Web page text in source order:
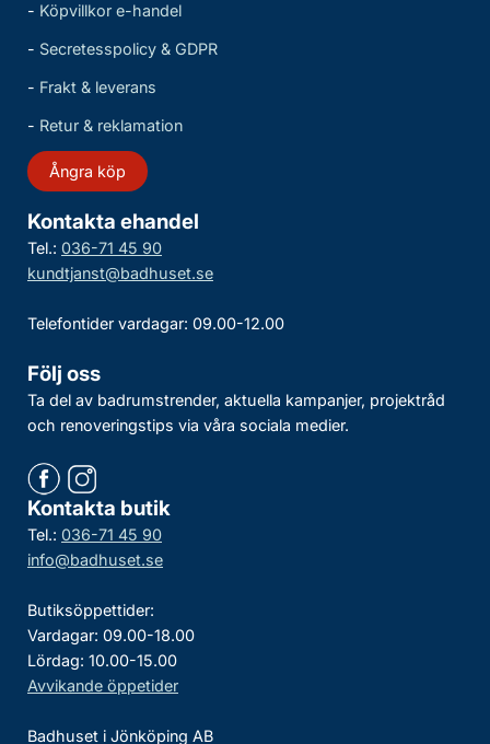
- Köpvillkor e-handel
- Secretesspolicy & GDPR
- Frakt & leverans
- Retur & reklamation
Ångra köp
Kontakta ehandel
Tel.: 036-71 45 90
kundtjanst@badhuset.se
Telefontider vardagar: 09.00-12.00
Följ oss
Ta del av badrumstrender, aktuella kampanjer, projektråd
och renoveringstips via våra sociala medier.
Kontakta butik
Tel.: 036-71 45 90
info@badhuset.se
Butiksöppettider:
Vardagar: 09.00-18.00
Lördag: 10.00-15.00
Avvikande öppetider
Badhuset i Jönköping AB